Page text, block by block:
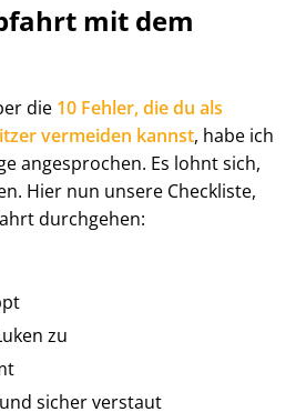
mit dem
die 10 Fehler, die du als
vermeiden kannst, habe ich
angesprochen. Es lohnt sich,
Hier nun unsere Checkliste,
durchgehen:
zu
sicher verstaut